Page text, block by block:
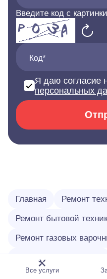
Введите код с картинки
Код*
Я даю согласие
персональных
Главная Ремонт
Ремонт бытовой
Ремонт газовых
Все услуги